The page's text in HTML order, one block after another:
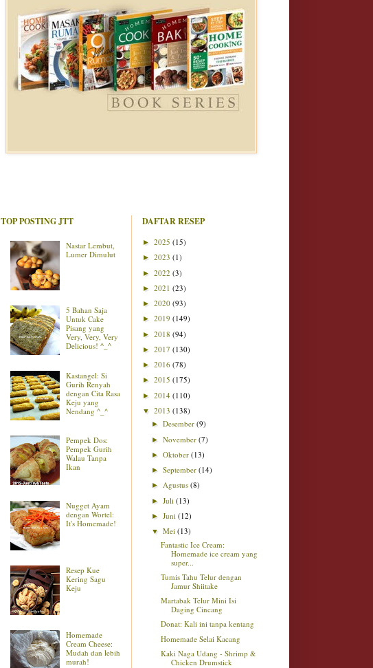
TOP POSTING JTT
Nastar Lembut,
Lumer Dimulut
5 Bahan Saja
Untuk Cake
Pisang yang
Very, Very, Very
Delicious! ^_^
Kastangel: Si
Gurih Renyah
dengan Cita Rasa
Keju yang
Nendang ^_^
Pempek Dos:
Pempek Gurih
Walau Tanpa
Ikan
Nugget Ayam
dengan Wortel:
It's Homemade!
Resep Kue
Kering Sagu
Keju
Homemade
Cream Cheese:
Mudah dan lebih
murah!
DAFTAR RESEP
► 2025 (15)
► 2023 (1)
► 2022 (3)
► 2021 (23)
► 2020 (93)
► 2019 (149)
► 2018 (94)
► 2017 (130)
► 2016 (78)
► 2015 (175)
► 2014 (110)
▼ 2013 (138)
►Desember(9)
►November(7)
►Oktober(13)
►September(14)
►Agustus(8)
►Juli(13)
►Juni(12)
▼Mei(13)
Fantastic Ice Cream:
Homemade ice cream yang
super...
Tumis Tahu Telur dengan
Jamur Shiitake
Martabak Telur Mini Isi
Daging Cincang
Donat: Kali ini tanpa kentang
Homemade Selai Kacang
Kaki Naga Udang - Shrimp &
Chicken Drumstick